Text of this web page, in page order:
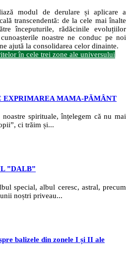
modul de derulare și aplicare a
transcendentă: de la cele mai înalte
începuturile, rădăcinile evoluțiilor
noastre ne conduc pe noi
ajută la consolidarea celor dinainte.
în cele trei zone ale universului
EXPRIMAREA MAMA-PĂMÂNT
noastre spirituale, înțelegem că nu mai
ci trăim și...
”DALB”
special, albul ceresc, astral, precum
noștri priveau...
balizele din zonele I și II ale